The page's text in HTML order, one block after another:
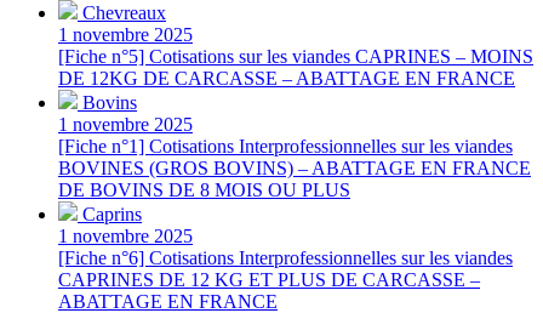
Chevreaux
1 novembre 2025
[Fiche n°5] Cotisations sur les viandes CAPRINES – MOINS
DE 12KG DE CARCASSE – ABATTAGE EN FRANCE
Bovins
1 novembre 2025
[Fiche n°1] Cotisations Interprofessionnelles sur les viandes
BOVINES (GROS BOVINS) – ABATTAGE EN FRANCE
DE BOVINS DE 8 MOIS OU PLUS
Caprins
1 novembre 2025
[Fiche n°6] Cotisations Interprofessionnelles sur les viandes
CAPRINES DE 12 KG ET PLUS DE CARCASSE –
ABATTAGE EN FRANCE